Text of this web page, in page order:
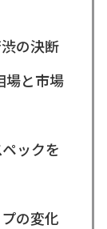
の決断
場と市場
ックを
の変化